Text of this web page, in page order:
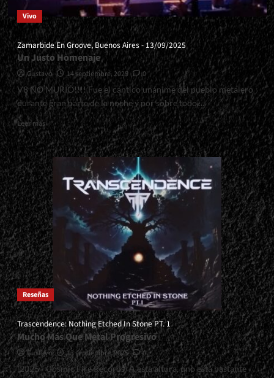
Dragones</div>
Vivo
Zamarbide En Groove, Buenos Aires - 13/09/2025
Un Justo Homenaje
Gustavo 14 septiembre, 2025
0
V8 NO MURIÓ!!!! Fue el cántico unánime del pueblo metalero
durante gran parte de la noche y por sobre todo,...
Leer másRead
more
about
<small>Zamarbide
En
Groove,
Buenos
Aires
-
13/09/2025<span>
|
</span>
</small>
<div>Un
Justo
Homenaje</div>
Reseñas
Trascendence: Nothing Etched In Stone PT. 1
Mucho Más Que Metal Progresivo
Gustavo 13 septiembre, 2025
0
(2025 - Cosmic Fire Records) A esta altura, uno está bastante